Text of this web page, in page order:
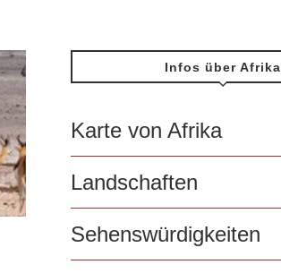
Infos über Afrika
Karte von Afrika
Landschaften
Sehenswürdigkeiten